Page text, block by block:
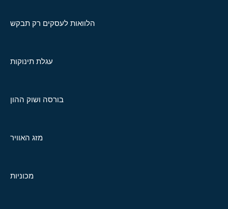
הלוואות לעסקים רק תבקש
עגלת תינוקות
בורסה ושוק ההון
מזג האוויר
מכוניות